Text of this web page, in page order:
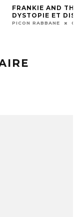
FRANKIE AND
DYSTOPIE ET
PICON RABBANE